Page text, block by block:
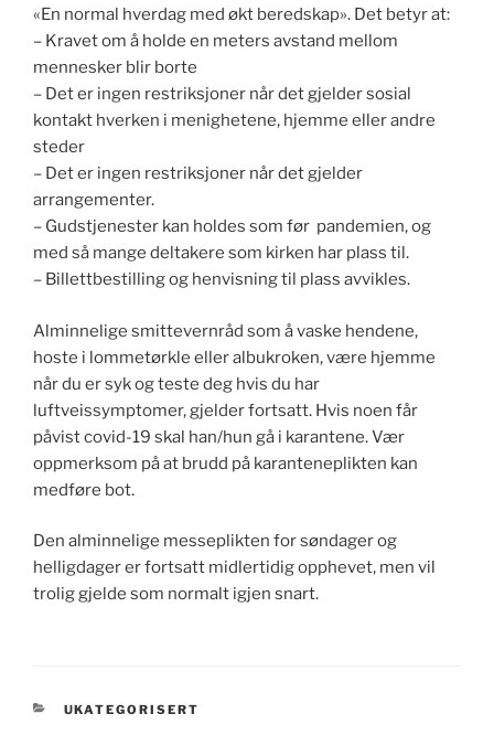
«En normal hverdag med økt beredskap». Det betyr at:
– Kravet om å holde en meters avstand mellom
mennesker blir borte
– Det er ingen restriksjoner når det gjelder sosial
kontakt hverken i menighetene, hjemme eller andre
steder
– Det er ingen restriksjoner når det gjelder
arrangementer.
– Gudstjenester kan holdes som før pandemien, og
med så mange deltakere som kirken har plass til.
– Billettbestilling og henvisning til plass avvikles.
Alminnelige smittevernråd som å vaske hendene,
hoste i lommetørkle eller albukroken, være hjemme
når du er syk og teste deg hvis du har
luftveissymptomer, gjelder fortsatt. Hvis noen får
påvist covid-19 skal han/hun gå i karantene. Vær
oppmerksom på at brudd på karanteneplikten kan
medføre bot.
Den alminnelige messeplikten for søndager og
helligdager er fortsatt midlertidig opphevet, men vil
trolig gjelde som normalt igjen snart.
KATEGORIER
UKATEGORISERT